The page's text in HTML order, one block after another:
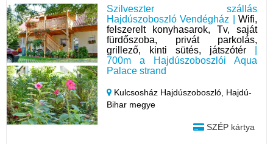
Szilveszter szállás
Hajdúszoboszló Vendégház | Wifi,
felszerelt konyhasarok, Tv, saját
fürdőszoba, privát parkolás,
grillező, kinti sütés, játszótér
700m a Hajdúszoboszlói Aqua
Palace strand
Kulcsosház Hajdúszoboszló, Hajdú-
Bihar megye
SZÉP kártya